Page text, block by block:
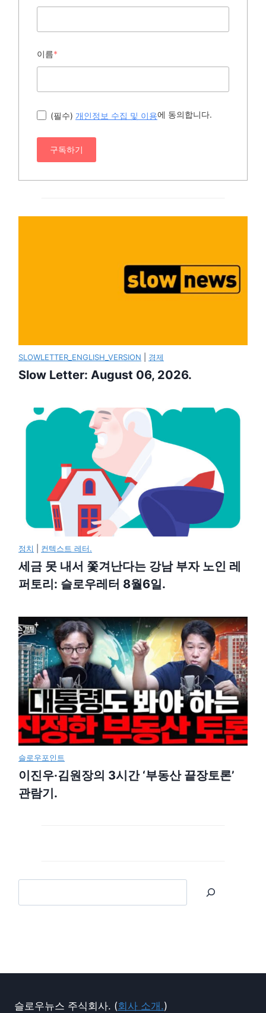
이름*
(필수) 개인정보 수집 및 이용에 동의합니다.
구독하기
SLOWLETTER_ENGLISH_VERSION 경제
Slow Letter: August 06, 2026.
정치 컨텍스트 레터.
세금 못 내서 쫓겨난다는 강남 부자 노인 레
퍼토리: 슬로우레터 8월6일.
슬로우포인트
이진우·김원장의 3시간 ‘부동산 끝장토론’
관람기.
슬로우뉴스 주식회사. (회사 소개.)